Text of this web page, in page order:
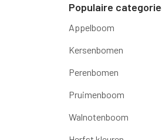
Populaire
Appelboom
Kersenbomen
Perenbomen
Pruimenboom
Walnotenboom